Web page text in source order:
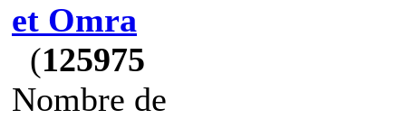
et Omra
(125975
Nombre de